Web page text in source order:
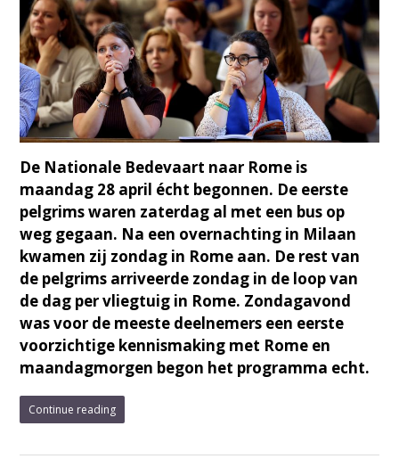
De Nationale Bedevaart naar Rome is
maandag 28 april écht begonnen. De eerste
pelgrims waren zaterdag al met een bus op
weg gegaan. Na een overnachting in Milaan
kwamen zij zondag in Rome aan. De rest van
de pelgrims arriveerde zondag in de loop van
de dag per vliegtuig in Rome. Zondagavond
was voor de meeste deelnemers een eerste
voorzichtige kennismaking met Rome en
maandagmorgen begon het programma echt.
Continue reading